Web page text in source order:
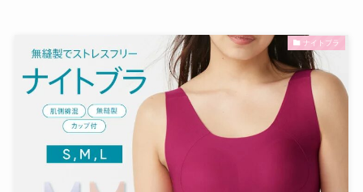
ナイトブラ